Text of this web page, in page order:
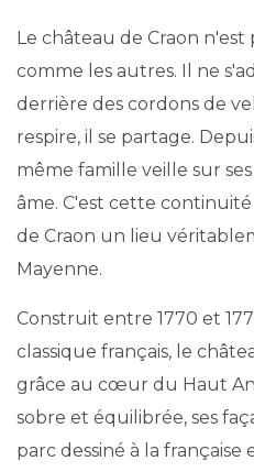
Le château de Craon
comme les autres. Il ne
derrière des cordons de
respire, il se partage.
même famille veille sur
âme. C'est cette
de Craon un lieu
Mayenne.
Construit entre 1770 et
classique français, le
grâce au cœur du Haut
sobre et équilibrée, ses
parc dessiné à la